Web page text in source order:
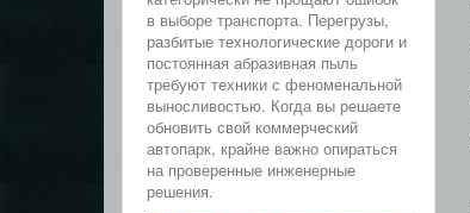
в выборе транспорта. Перегрузы,
разбитые технологические дороги и
постоянная абразивная пыль
требуют техники с феноменальной
выносливостью. Когда вы решаете
обновить свой коммерческий
автопарк, крайне важно опираться
на проверенные инженерные
решения.